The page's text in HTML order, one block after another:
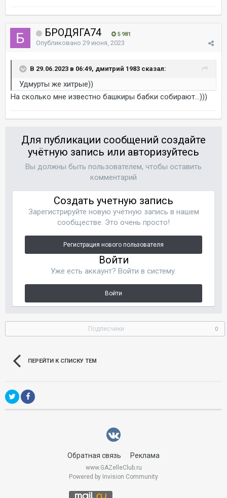
БРОДЯГА74 5 981
Опубликовано 29 июня, 2023
В 29.06.2023 в 06:49, дмитрий 1983 сказал:
Удмурты же хитрые))
На сколько мне известно башкиры бабки собирают...)))
Для публикации сообщений создайте
учётную запись или авторизуйтесь
Вы должны быть пользователем, чтобы оставить
комментарий
Создать учетную запись
Зарегистрируйте новую учётную запись в нашем
сообществе. Это очень просто!
Регистрация нового пользователя
Войти
Уже есть аккаунт? Войти в систему.
Войти
Подписчики 0
ПЕРЕЙТИ К СПИСКУ ТЕМ
Обратная связь Реклама
www.GAZelleClub.ru
Powered by Invision Community